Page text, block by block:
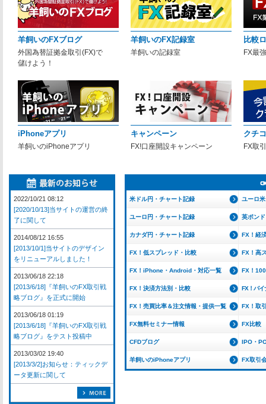
羊飼いのFXブログ
外国為替証拠金取引(FX)で
儲けよう！
羊飼いのFX記録室
羊飼いの記録室
比較
FX最
iPhoneアプリ
羊飼いのiPhoneアプリ
キャンペーン
FX!口座開設キャンペーン
クチ
FX取
米ドル円・チャート記録 ユーロ
ユーロ円・チャート記録 英ポン
カナダ円・チャート記録 FX！経
FX！低スプレッド・比較 FX！高
FX！iPhone・Android・対応一覧 FX！
FX！決済方法別・比較 FX！バイ
FX！売買比率＆注文情報・提供一覧 FX！取
FX無料セミナー情報 FX比較
CFDブログ IPO・
羊飼いのiPhoneアプリ FX取引
2022/10/21 08:12
[2020/10/13]当サイトの運営の終
了に関して
2014/08/12 16:55
[2013/10/1]当サイトのデザイン
をリニューアルしました！
2013/06/18 22:18
[2013/6/18]『羊飼いのFX取引戦
略ブログ』を正式に開始
2013/06/18 01:19
[2013/6/18]『羊飼いのFX取引戦
略ブログ』をテスト投稿中
2013/03/02 19:40
[2013/3/2]お知らせ：ティックデ
ータ更新に関して